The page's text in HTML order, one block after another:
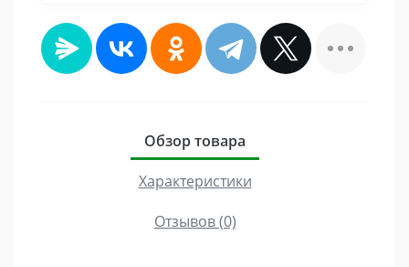
Обзор товара
Характеристики
Отзывов (0)